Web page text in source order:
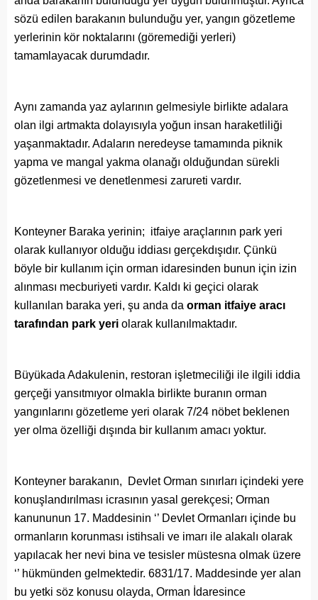
sözü edilen barakanın bulunduğu yer, yangın gözetleme
yerlerinin kör noktalarını (göremediği yerleri)
tamamlayacak durumdadır.
Aynı zamanda yaz aylarının gelmesiyle birlikte adalara
olan ilgi artmakta dolayısıyla yoğun insan haraketliliği
yaşanmaktadır. Adaların neredeyse tamamında piknik
yapma ve mangal yakma olanağı olduğundan sürekli
gözetlenmesi ve denetlenmesi zarureti vardır.
Konteyner Baraka yerinin; itfaiye araçlarının park yeri
olarak kullanıyor olduğu iddiası gerçekdışıdır. Çünkü
böyle bir kullanım için orman idaresinden bunun için izin
alınması mecburiyeti vardır. Kaldı ki geçici olarak
kullanılan baraka yeri, şu anda da orman itfaiye aracı
tarafından park yeri olarak kullanılmaktadır.
Büyükada Adakulenin, restoran işletmeciliği ile ilgili iddia
gerçeği yansıtmıyor olmakla birlikte buranın orman
yangınlarını gözetleme yeri olarak 7/24 nöbet beklenen
yer olma özelliği dışında bir kullanım amacı yoktur.
Konteyner barakanın, Devlet Orman sınırları içindeki yere
konuşlandırılması icrasının yasal gerekçesi; Orman
kanununun 17. Maddesinin ‘’ Devlet Ormanları içinde bu
ormanların korunması istihsali ve imarı ile alakalı olarak
yapılacak her nevi bina ve tesisler müstesna olmak üzere
‘’ hükmünden gelmektedir. 6831/17. Maddesinde yer alan
bu yetki söz konusu olayda, Orman İdaresince